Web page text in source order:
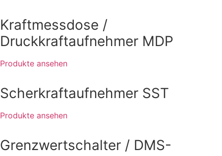
Kraftmessdose /
Druckkraftaufnehmer MDP
Produkte ansehen
Scherkraftaufnehmer SST
Produkte ansehen
Grenzwertschalter / DMS-